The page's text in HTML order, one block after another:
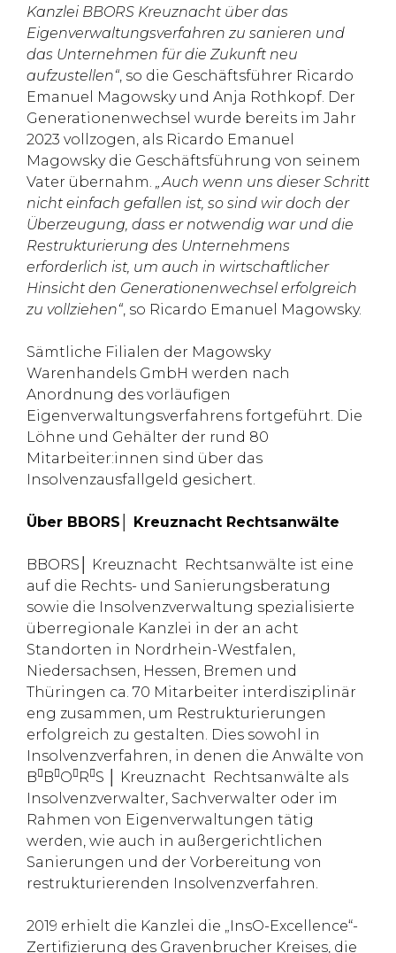
Kanzlei BBORS Kreuznacht über das
Eigenverwaltungsverfahren zu sanieren und
das Unternehmen für die Zukunft neu
aufzustellen“, so die Geschäftsführer Ricardo
Emanuel Magowsky und Anja Rothkopf. Der
Generationenwechsel wurde bereits im Jahr
2023 vollzogen, als Ricardo Emanuel
Magowsky die Geschäftsführung von seinem
Vater übernahm. „Auch wenn uns dieser Schritt
nicht einfach gefallen ist, so sind wir doch der
Überzeugung, dass er notwendig war und die
Restrukturierung des Unternehmens
erforderlich ist, um auch in wirtschaftlicher
Hinsicht den Generationenwechsel erfolgreich
zu vollziehen“, so Ricardo Emanuel Magowsky.
Sämtliche Filialen der Magowsky
Warenhandels GmbH werden nach
Anordnung des vorläufigen
Eigenverwaltungsverfahrens fortgeführt. Die
Löhne und Gehälter der rund 80
Mitarbeiter:innen sind über das
Insolvenzausfallgeld gesichert.
Über BBORS│ Kreuznacht Rechtsanwälte
BBORS│ Kreuznacht Rechtsanwälte ist eine
auf die Rechts- und Sanierungsberatung
sowie die Insolvenzverwaltung spezialisierte
überregionale Kanzlei in der an acht
Standorten in Nordrhein-Westfalen,
Niedersachsen, Hessen, Bremen und
Thüringen ca. 70 Mitarbeiter interdisziplinär
eng zusammen, um Restrukturierungen
erfolgreich zu gestalten. Dies sowohl in
Insolvenzverfahren, in denen die Anwälte von
B BO RS │ Kreuznacht Rechtsanwälte als
Insolvenzverwalter, Sachverwalter oder im
Rahmen von Eigenverwaltungen tätig
werden, wie auch in außergerichtlichen
Sanierungen und der Vorbereitung von
restrukturierenden Insolvenzverfahren.
2019 erhielt die Kanzlei die „InsO-Excellence“-
Zertifizierung des Gravenbrucher Kreises, die